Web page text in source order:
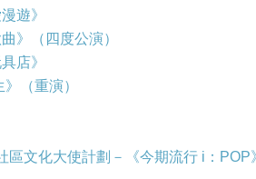
遊》
曲》（四度公演）
店》
》（重演）
區文化大使計劃－《今期流行 i：POP